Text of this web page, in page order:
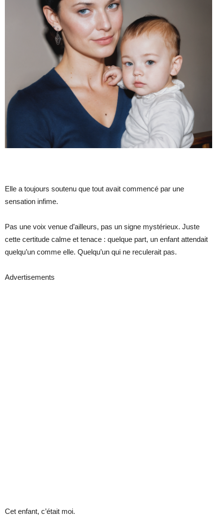
Elle a toujours soutenu que tout avait commencé par une
sensation infime.
Pas une voix venue d’ailleurs, pas un signe mystérieux. Juste
cette certitude calme et tenace : quelque part, un enfant attendait
quelqu’un comme elle. Quelqu’un qui ne reculerait pas.
Advertisements
Cet enfant, c’était moi.